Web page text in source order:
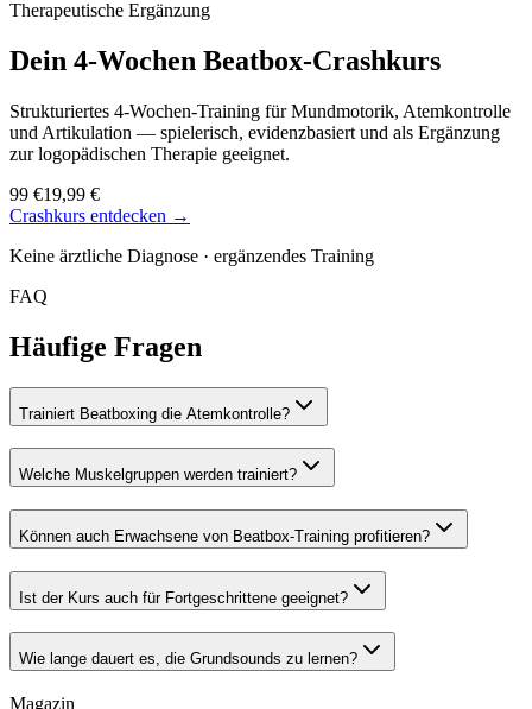
Therapeutische Ergänzung
Dein 4-Wochen Beatbox-Crashkurs
Strukturiertes 4-Wochen-Training für Mundmotorik, Atemkontrolle
und Artikulation — spielerisch, evidenzbasiert und als Ergänzung
zur logopädischen Therapie geeignet.
99 €19,99 €
Crashkurs entdecken →
Keine ärztliche Diagnose · ergänzendes Training
FAQ
Häufige Fragen
Trainiert Beatboxing die Atemkontrolle?
Welche Muskelgruppen werden trainiert?
Können auch Erwachsene von Beatbox-Training profitieren?
Ist der Kurs auch für Fortgeschrittene geeignet?
Wie lange dauert es, die Grundsounds zu lernen?
Magazin